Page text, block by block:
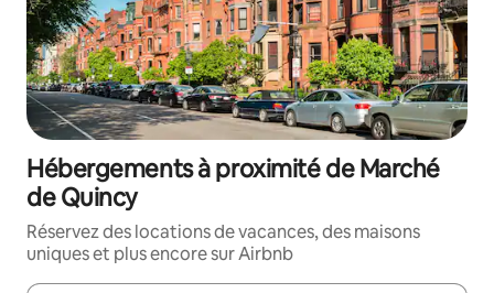
Hébergements à proximité de Marché
de Quincy
Réservez des locations de vacances, des maisons
uniques et plus encore sur Airbnb